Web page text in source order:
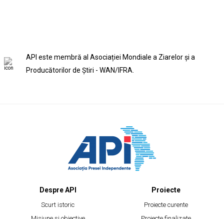
API este membră al Asociației Mondiale a Ziarelor și a
Producătorilor de Știri - WAN/IFRA.
Despre API
Scurt istoric
Proiecte
Proiecte curente